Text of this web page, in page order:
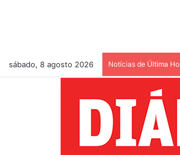
sábado, 8 agosto 2026 Notícias de Última